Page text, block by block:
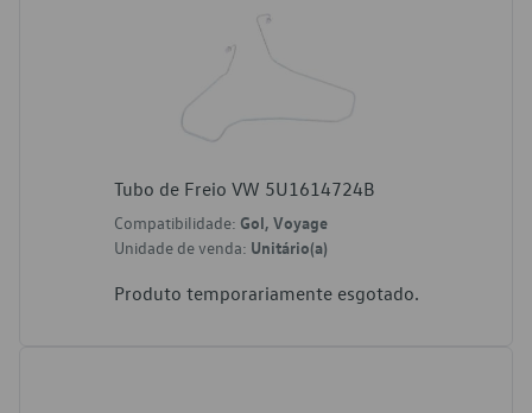
Tubo de Freio VW 5U1614724B
Compatibilidade: Gol, Voyage
Unidade de venda: Unitário(a)
Produto temporariamente esgotado.